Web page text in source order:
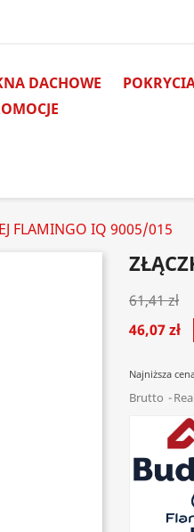
DACHOWE
FLAMINGO IQ 9005/015
61,41 zł
46,07 zł
Najniższa
Brutto